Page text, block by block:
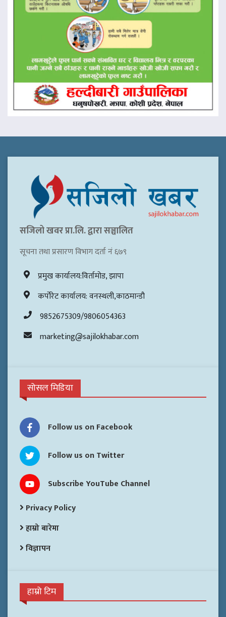
सजिलो खवर प्रा.लि. द्वारा सञ्चालित
सूचना तथा प्रसारण विभाग दर्ता नं ६७९
प्रमुख कार्यालय:विर्तामोड, झापा
कर्पोरेट कार्यालय: वनस्थली,काठमान्डौ
9852675309/9806054363
marketing@sajilokhabar.com
सोसल मिडिया
Follow us on Facebook
Follow us on Twitter
Subscribe YouTube Channel
Privacy Policy
हाम्रो बारेमा
विज्ञापन
हाम्रो टिम